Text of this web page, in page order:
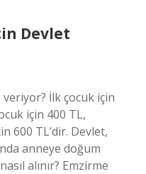
Devlet
İlk çocuk için
için 400 TL,
600 TL’dir. Devlet,
anneye doğum
alınır? Emzirme